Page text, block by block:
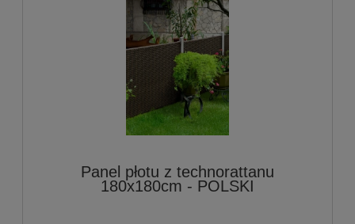
Panel płotu z technorattanu
180x180cm - POLSKI